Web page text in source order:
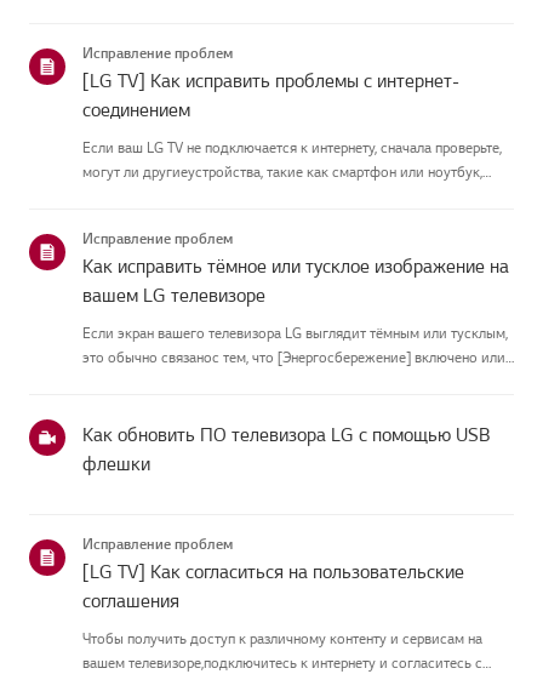
приложение для вашей ...
Исправление проблем
[LG TV] Как исправить проблемы с интернет-
соединением
Если ваш LG TV не подключается к интернету, сначала проверьте,
могут ли другиеустройства, такие как смартфон или ноутбук,
Исправление проблем
Как исправить тёмное или тусклое изображение на
вашем LG телевизоре
Если экран вашего телевизора LG выглядит тёмным или тусклым,
это обычно связанос тем, что [Энергосбережение] включено или
Как обновить ПО телевизора LG с помощью USB
флешки
Исправление проблем
[LG TV] Как согласиться на пользовательские
соглашения
Чтобы получить доступ к различному контенту и сервисам на
вашем телевизоре,подключитесь к интернету и согласитесь с